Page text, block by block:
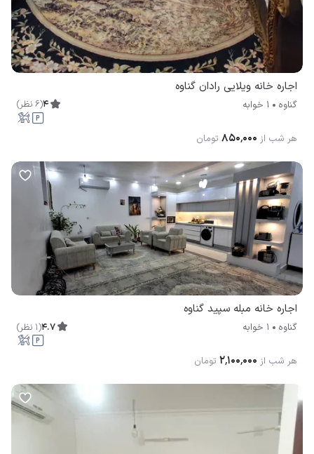
اجاره خانه ویلایی رادان گناوه
گناوه 1 خوابه 4
(
6 نظر)
هر شب از ۸۵۰٬۰۰۰ تومان
اجاره خانه مبله سپید گناوه
گناوه 1 خوابه 4.7
(
1 نظر)
هر شب از ۲٬۱۰۰٬۰۰۰ تومان